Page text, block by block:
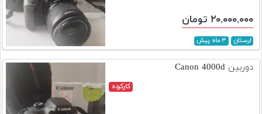
۲۰,۰۰۰,۰۰۰ تومان
لرستان ۳ ماه پیش
دوربین Canon 4000d
کارکرده